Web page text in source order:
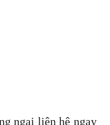
ngại liên hệ ngay